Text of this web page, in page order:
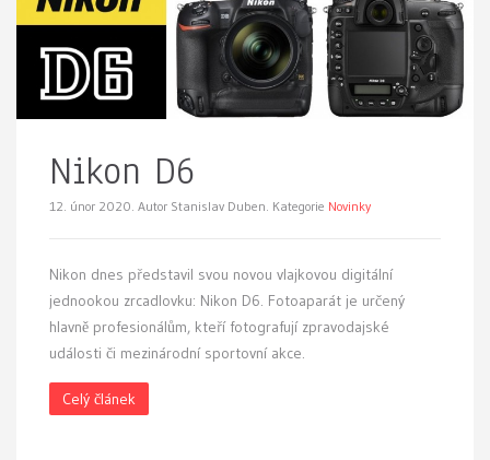
Nikon D6
12. únor 2020. Autor Stanislav Duben. Kategorie Novinky
Nikon dnes představil svou novou vlajkovou digitální
jednookou zrcadlovku: Nikon D6. Fotoaparát je určený
hlavně profesionálům, kteří fotografují zpravodajské
události či mezinárodní sportovní akce.
Celý článek